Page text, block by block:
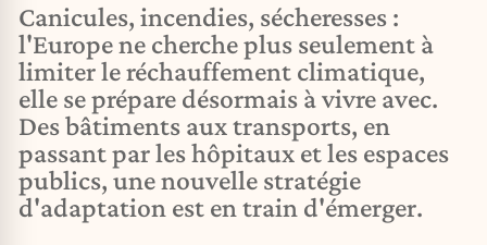
Canicules, incendies, sécheresses :
l'Europe ne cherche plus seulement à
limiter le réchauffement climatique,
elle se prépare désormais à vivre avec.
Des bâtiments aux transports, en
passant par les hôpitaux et les espaces
publics, une nouvelle stratégie
d'adaptation est en train d'émerger.